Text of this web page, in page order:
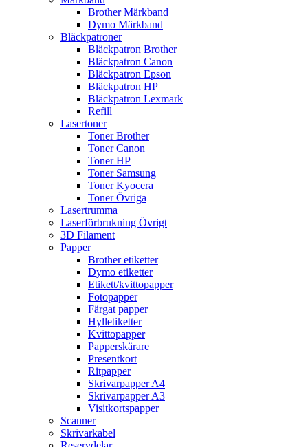
Brother Märkband
Dymo Märkband
Bläckpatroner
Bläckpatron Brother
Bläckpatron Canon
Bläckpatron Epson
Bläckpatron HP
Bläckpatron Lexmark
Refill
Lasertoner
Toner Brother
Toner Canon
Toner HP
Toner Samsung
Toner Kyocera
Toner Övriga
Lasertrumma
Laserförbrukning Övrigt
3D Filament
Papper
Brother etiketter
Dymo etiketter
Etikett/kvittopapper
Fotopapper
Färgat papper
Hylletiketter
Kvittopapper
Papperskärare
Presentkort
Ritpapper
Skrivarpapper A4
Skrivarpapper A3
Visitkortspapper
Scanner
Skrivarkabel